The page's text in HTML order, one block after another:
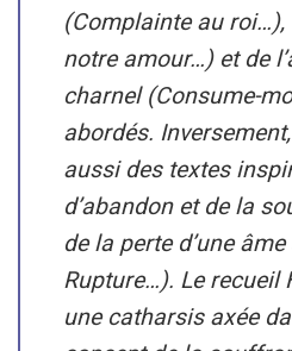
(Complainte au roi…),
notre amour…) et de
charnel (Consume-
abordés.
aussi des textes
d’abandon et de la
de la perte d’une
Rupture…). Le recueil
une catharsis axée